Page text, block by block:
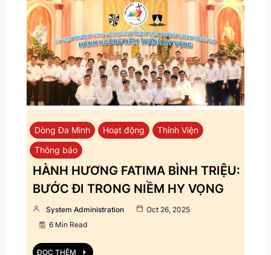
Dòng Đa Minh Hoạt động
Thỉnh Viện
Thông báo
HÀNH HƯƠNG FATIMA BÌNH TRIỆU:
BƯỚC ĐI TRONG NIỀM HY VỌNG
System Administration
Oct 26, 2025
6 Min Read
ĐỌC THÊM